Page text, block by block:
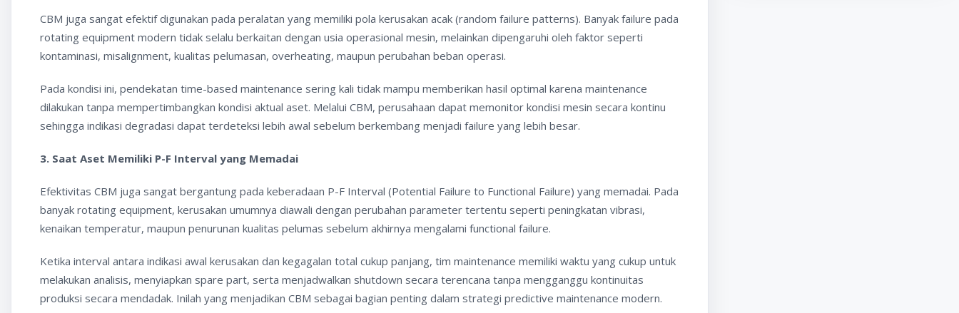
CBM juga sangat efektif digunakan pada peralatan yang memiliki pola kerusakan acak (random failure patterns). Banyak failure pada
rotating equipment modern tidak selalu berkaitan dengan usia operasional mesin, melainkan dipengaruhi oleh faktor seperti
kontaminasi, misalignment, kualitas pelumasan, overheating, maupun perubahan beban operasi.
Pada kondisi ini, pendekatan time-based maintenance sering kali tidak mampu memberikan hasil optimal karena maintenance
dilakukan tanpa mempertimbangkan kondisi aktual aset. Melalui CBM, perusahaan dapat memonitor kondisi mesin secara kontinu
sehingga indikasi degradasi dapat terdeteksi lebih awal sebelum berkembang menjadi failure yang lebih besar.
3. Saat Aset Memiliki P-F Interval yang Memadai
Efektivitas CBM juga sangat bergantung pada keberadaan P-F Interval (Potential Failure to Functional Failure) yang memadai. Pada
banyak rotating equipment, kerusakan umumnya diawali dengan perubahan parameter tertentu seperti peningkatan vibrasi,
kenaikan temperatur, maupun penurunan kualitas pelumas sebelum akhirnya mengalami functional failure.
Ketika interval antara indikasi awal kerusakan dan kegagalan total cukup panjang, tim maintenance memiliki waktu yang cukup untuk
melakukan analisis, menyiapkan spare part, serta menjadwalkan shutdown secara terencana tanpa mengganggu kontinuitas
produksi secara mendadak. Inilah yang menjadikan CBM sebagai bagian penting dalam strategi predictive maintenance modern.